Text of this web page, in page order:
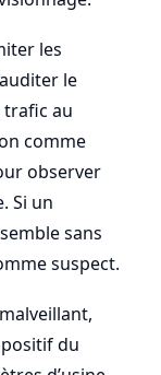
les
le
au
comme
observer
Si un
sans
suspect.
du